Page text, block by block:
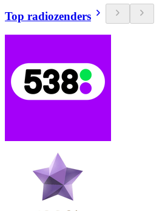
Top radiozenders